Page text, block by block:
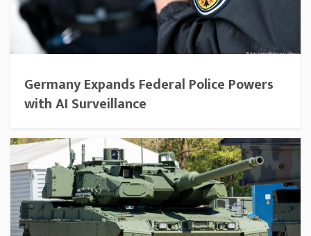
Germany Expands Federal Police Powers
with AI Surveillance